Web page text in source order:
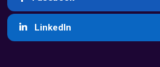
LinkedIn